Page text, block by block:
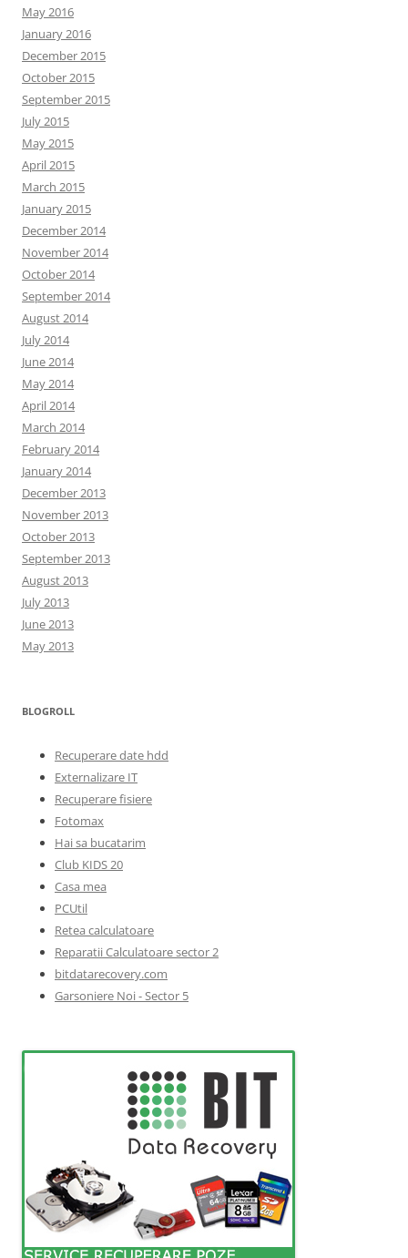
May 2016
January 2016
December 2015
October 2015
September 2015
July 2015
May 2015
April 2015
March 2015
January 2015
December 2014
November 2014
October 2014
September 2014
August 2014
July 2014
June 2014
May 2014
April 2014
March 2014
February 2014
January 2014
December 2013
November 2013
October 2013
September 2013
August 2013
July 2013
June 2013
May 2013
BLOGROLL
Recuperare date hdd
Externalizare IT
Recuperare fisiere
Fotomax
Hai sa bucatarim
Club KIDS 20
Casa mea
PCUtil
Retea calculatoare
Reparatii Calculatoare sector 2
bitdatarecovery.com
Garsoniere Noi - Sector 5